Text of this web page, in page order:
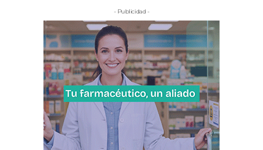
- Publicidad -